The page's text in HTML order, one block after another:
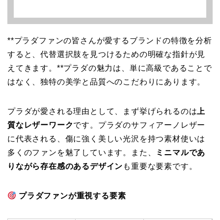
**プラダファンの皆さんが愛するブランドの特徴を分析
すると、代替選択肢を見つけるための明確な指針が見
えてきます。**プラダの魅力は、単に高級であることで
はなく、独特の美学と品質へのこだわりにあります。
プラダが愛される理由として、まず挙げられるのは 上
質なレザーワークです。プラダのサフィアーノレザー
に代表される、傷に強く美しい光沢を持つ素材使いは
多くのファンを魅了しています。また、
ミニマルであ
りながら存在感のあるデザイン も重要な要素です。
プラダファンが重視する要素